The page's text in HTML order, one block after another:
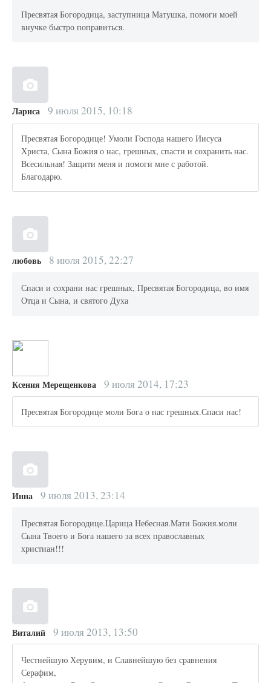
Пресвятая Богородица, заступница Матушка, помоги моей
внучке быстро поправиться.
Лариса 9 июля 2015, 10:18
Пресвятая Богородице! Умоли Господа нашего Иисуса
Христа, Сына Божия о нас, грешных, спасти и сохранить нас.
Всесильная! Защити меня и помоги мне с работой.
Благодарю.
любовь 8 июля 2015, 22:27
Спаси и сохрани нас грешных, Пресвятая Богородица, во имя
Отца и Сына, и святого Духа
Ксения Мерещенкова 9 июля 2014, 17:23
Пресвятая Богородице моли Бога о нас грешных.Спаси нас!
Инна 9 июля 2013, 23:14
Пресвятая Богородице.Царица Небесная.Мати Божия.моли
Сына Твоего и Бога нашего за всех православных
христиан!!!
Виталий 9 июля 2013, 13:50
Честнейшую Херувим, и Славнейшую без сравнения
Серафим,